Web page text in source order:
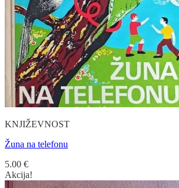
KNJIŽEVNOST
Žuna na telefonu
5.00 €
Akcija!